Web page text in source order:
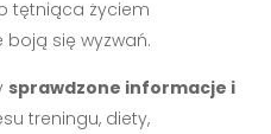
tętniąca życiem
boją się wyzwań.
sprawdzone informacje i
treningu, diety,